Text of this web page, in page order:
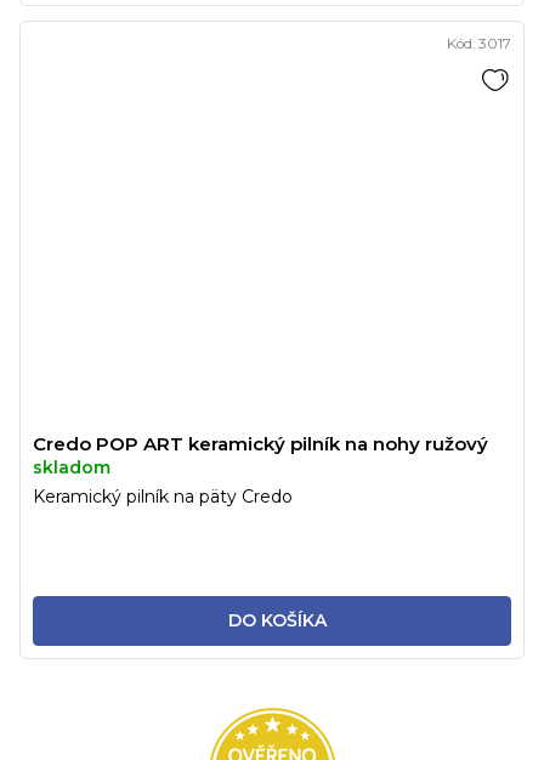
Credo POP ART keramický pilník na nohy ružový
skladom
DO KOŠÍKA
Keramický pilník na päty Credo
Kód: 3017